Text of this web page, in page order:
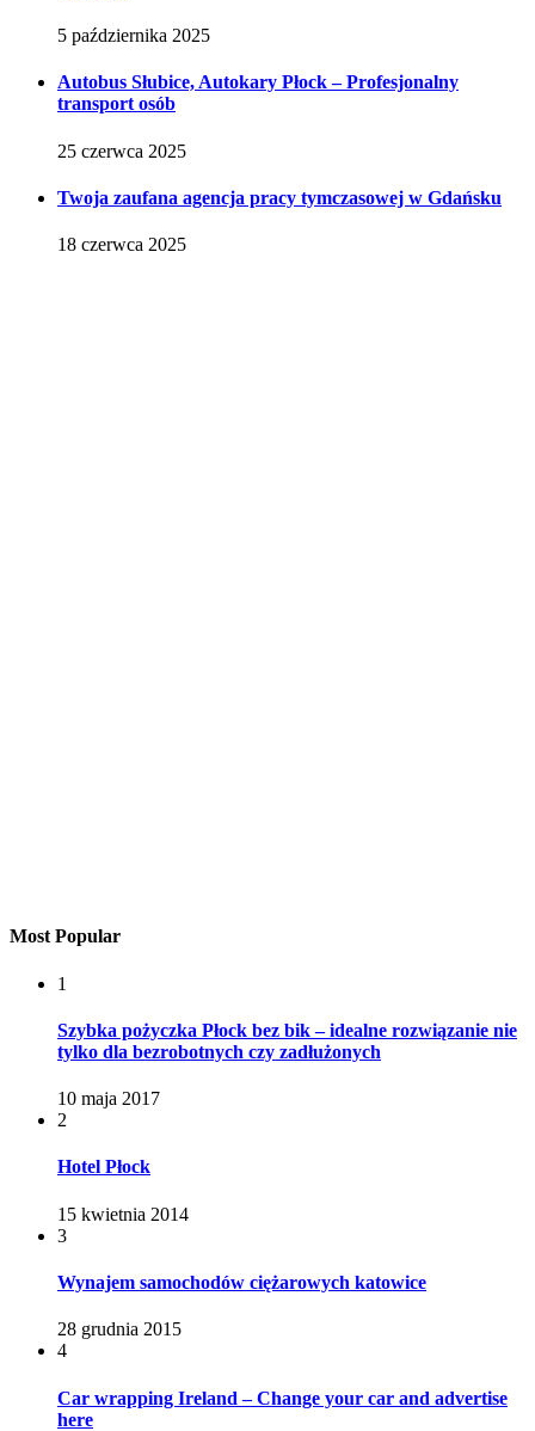
5 października 2025
Autobus Słubice, Autokary Płock – Profesjonalny
transport osób
25 czerwca 2025
Twoja zaufana agencja pracy tymczasowej w Gdańsku
18 czerwca 2025
Most Popular
1
Szybka pożyczka Płock bez bik – idealne rozwiązanie nie
tylko dla bezrobotnych czy zadłużonych
10 maja 2017
2
Hotel Płock
15 kwietnia 2014
3
Wynajem samochodów ciężarowych katowice
28 grudnia 2015
4
Car wrapping Ireland – Change your car and advertise
here